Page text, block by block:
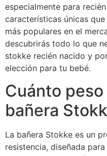
especialmente para
características únicas
más populares en el
descubrirás todo lo que
stokke recién nacido y
elección para tu bebé.
Cuánto
bañera
La bañera Stokke es un
resistencia, diseñada